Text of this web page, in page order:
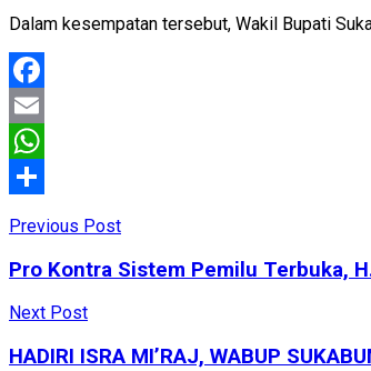
Dalam kesempatan tersebut, Wakil Bupati
Facebook
Email
WhatsApp
Previous Post
Pro Kontra Sistem Pemilu Terbuka,
Next Post
HADIRI ISRA MI’RAJ, WABUP